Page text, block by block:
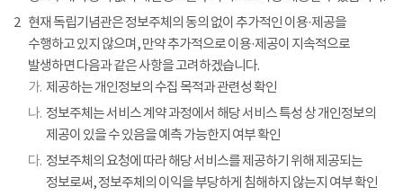
2 현재 독립기념관은 정보주체의 동의 없이 추가적인 이용·제공을
수행하고 있지 않으며, 만약 추가적으로 이용·제공이 지속적으로
발생하면 다음과 같은 사항을 고려하겠습니다.
가. 제공하는 개인정보의 수집 목적과 관련성 확인
나. 정보주체는 서비스 계약 과정에서 해당 서비스 특성 상 개인정보의
제공이 있을 수 있음을 예측 가능한지 여부 확인
다. 정보주체의 요청에 따라 해당 서비스를 제공하기 위해 제공되는
정보로써, 정보주체의 이익을 부당하게 침해하지 않는지 여부 확인